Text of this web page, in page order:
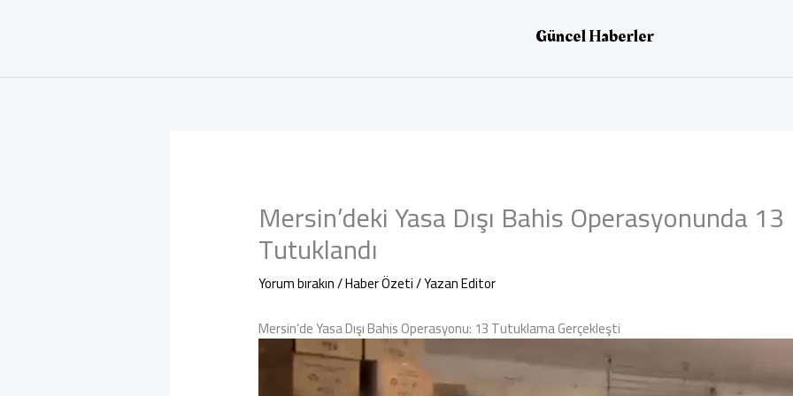
Güncel Haberler
Mersin’deki Yasa Dışı Bahis Operasyonunda
Tutuklandı
Yorum bırakın/Haber Özeti/ YazanEditor
Mersin’de Yasa Dışı Bahis Operasyonu: 13 Tutuklama Gerçekleşti